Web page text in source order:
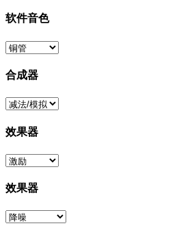
软件音色
合成器
效果器
效果器